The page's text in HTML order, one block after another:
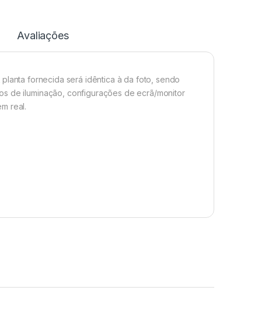
Avaliações
fornecida será idêntica à da foto, sendo
de iluminação, configurações de ecrã/monitor
real.